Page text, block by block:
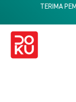
TERIMA